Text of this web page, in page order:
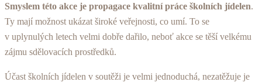
Smyslem této akce je propagace kvalitní práce školních jídelen.
Ty mají možnost ukázat široké veřejnosti, co umí. To se
v uplynulých letech velmi dobře dařilo, neboť akce se těší velkému
zájmu sdělovacích prostředků.
Účast školních jídelen v soutěži je velmi jednoduchá, nezatěžuje je